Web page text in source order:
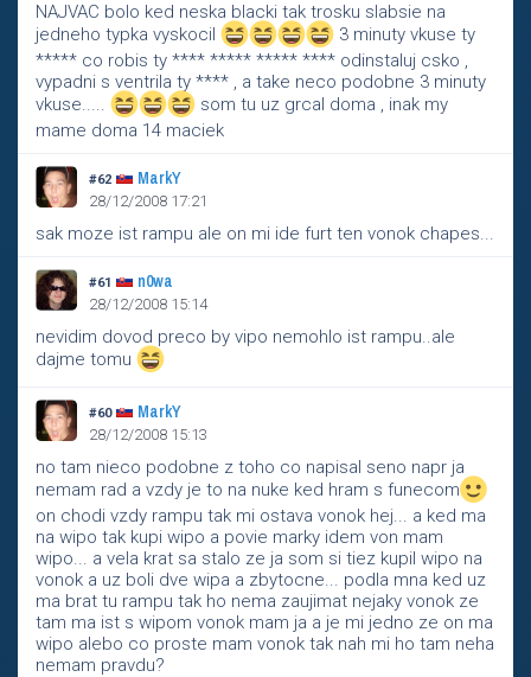
NAJVAC bolo ked neska blacki tak trosku slabsie na
jedneho typka vyskocil
3 minuty vkuse ty
***** co robis ty **** ***** ***** **** odinstaluj csko ,
vypadni s ventrila ty **** , a take neco podobne 3 minuty
vkuse.....
som tu uz grcal doma , inak my
mame doma 14 maciek
#62 MarkY
28/12/2008 17:21
sak moze ist rampu ale on mi ide furt ten vonok chapes...
#61 n0wa
28/12/2008 15:14
nevidim dovod preco by vipo nemohlo ist rampu..ale
dajme tomu
#60 MarkY
28/12/2008 15:13
no tam nieco podobne z toho co napisal seno napr ja
nemam rad a vzdy je to na nuke ked hram s funecom
on chodi vzdy rampu tak mi ostava vonok hej... a ked ma
na wipo tak kupi wipo a povie marky idem von mam
wipo... a vela krat sa stalo ze ja som si tiez kupil wipo na
vonok a uz boli dve wipa a zbytocne... podla mna ked uz
ma brat tu rampu tak ho nema zaujimat nejaky vonok ze
tam ma ist s wipom vonok mam ja a je mi jedno ze on ma
wipo alebo co proste mam vonok tak nah mi ho tam neha
nemam pravdu?